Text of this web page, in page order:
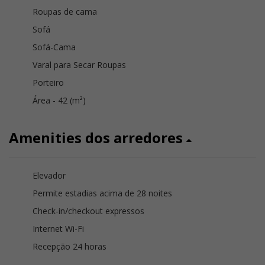
Roupas de cama
Sofá
Sofá-Cama
Varal para Secar Roupas
Porteiro
Área - 42 (m²)
Amenities dos arredores
Elevador
Permite estadias acima de 28 noites
Check-in/checkout expressos
Internet Wi-Fi
Recepção 24 horas